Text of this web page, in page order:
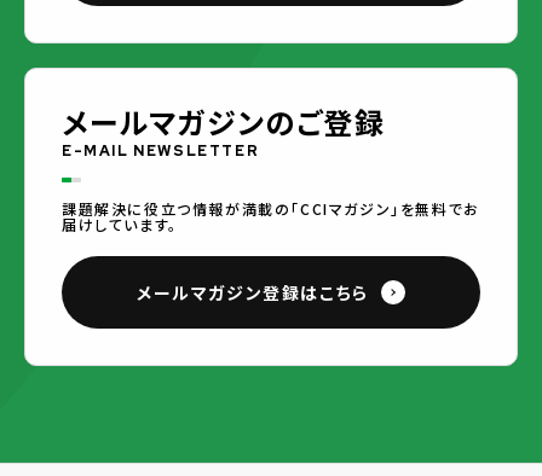
メールマガジンのご登録
E-MAIL NEWSLETTER
課題解決に役立つ情報が満載の「CCIマガジン」を無料でお
届けしています。
メールマガジン登録はこちら